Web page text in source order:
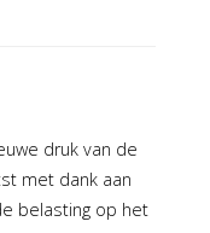
druk van de
met dank aan
belasting op het